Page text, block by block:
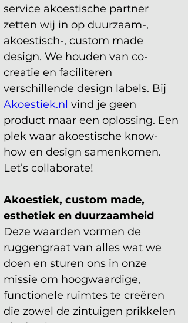
service akoestische partner
zetten wij in op duurzaam-,
akoestisch-, custom made
design. We houden van co-
creatie en faciliteren
verschillende design labels. Bij
Akoestiek.nl vind je geen
product maar een oplossing. Een
plek waar akoestische know-
how en design samenkomen.
Let’s collaborate!
Akoestiek, custom made,
esthetiek en duurzaamheid
Deze waarden vormen de
ruggengraat van alles wat we
doen en sturen ons in onze
missie om hoogwaardige,
functionele ruimtes te creëren
die zowel de zintuigen prikkelen